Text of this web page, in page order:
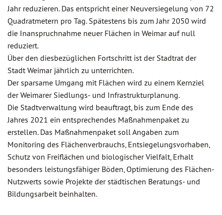
Jahr reduzieren. Das entspricht einer Neuversiegelung von 72
Quadratmetern pro Tag. Spätestens bis zum Jahr 2050 wird
die Inanspruchnahme neuer Flächen in Weimar auf null
reduziert.
Über den diesbezüglichen Fortschritt ist der Stadtrat der
Stadt Weimar jährlich zu unterrichten.
Der sparsame Umgang mit Flächen wird zu einem Kernziel
der Weimarer Siedlungs- und Infrastrukturplanung.
Die Stadtverwaltung wird beauftragt, bis zum Ende des
Jahres 2021 ein entsprechendes Maßnahmenpaket zu
erstellen. Das Maßnahmenpaket soll Angaben zum
Monitoring des Flächenverbrauchs, Entsiegelungsvorhaben,
Schutz von Freiflächen und biologischer Vielfalt, Erhalt
besonders leistungsfähiger Böden, Optimierung des Flächen-
Nutzwerts sowie Projekte der städtischen Beratungs- und
Bildungsarbeit beinhalten.